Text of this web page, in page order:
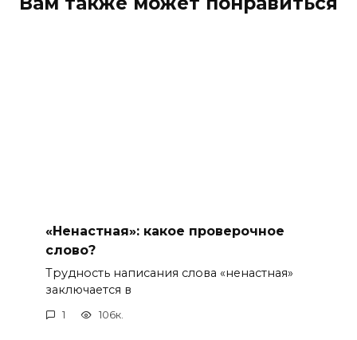
«Ненастная»: какое проверочное
слово?
Трудность написания слова «ненастная»
заключается в
1 106к.